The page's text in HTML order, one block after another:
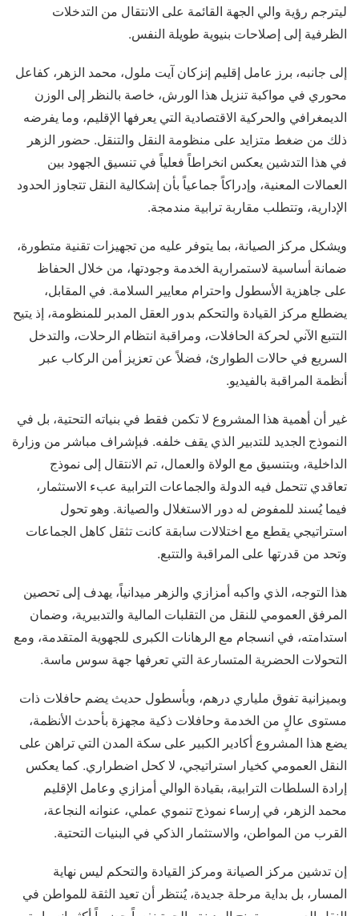
ليترجم رؤية والي الجهة القائمة على الانتقال من التدخلات
الظرفية إلى إصلاحات بنيوية طويلة النفس.
إلى جانبه، برز عامل إقليم إنزكان آيت ملول، محمد الزهر، كفاعل
محوري في مواكبة تنزيل هذا الورش، خاصة بالنظر إلى الوزن
الديمغرافي والحركية الاقتصادية التي يعرفها الإقليم، وما يفرضه
ذلك من ضغط متزايد على منظومة النقل والتنقل. حضور الزهر
في هذا التدشين يعكس انخراطاً فعلياً في تنسيق الجهود بين
العمالات المعنية، وإدراكاً جماعياً بأن إشكالية النقل تتجاوز الحدود
الإدارية، وتتطلب مقاربة ترابية مندمجة.
ويشكل مركز الصيانة، بما يتوفر عليه من تجهيزات تقنية متطورة،
ضمانة أساسية لاستمرارية الخدمة وجودتها، من خلال الحفاظ
على جاهزية الأسطول واحترام معايير السلامة. في المقابل،
يضطلع مركز القيادة والتحكم بدور العقل المدبر للمنظومة، إذ يتيح
التتبع الآني لحركة الحافلات، ومراقبة انتظام الرحلات، والتدخل
السريع في حالات الطوارئ، فضلاً عن تعزيز أمن الركاب عبر
أنظمة المراقبة بالفيديو.
غير أن أهمية هذا المشروع لا تكمن فقط في بنياته التحتية، بل في
النموذج الجديد للتدبير الذي يقف خلفه. فبإشراف مباشر من وزارة
الداخلية، وبتنسيق مع الولاة والعمال، تم الانتقال إلى نموذج
تعاقدي تتحمل فيه الدولة والجماعات الترابية عبء الاستثمار،
فيما يُسند للمفوض له دور الاستغلال والصيانة. وهو تحول
استراتيجي يقطع مع اختلالات سابقة كانت تثقل كاهل الجماعات
وتحد من قدرتها على المراقبة والتتبع.
هذا التوجه، الذي واكبه أمزازي والزهر ميدانياً، يهدف إلى تحصين
المرفق العمومي للنقل من التقلبات المالية والتدبيرية، وضمان
استدامته، في انسجام مع الرهانات الكبرى للجهوية المتقدمة، ومع
التحولات الحضرية المتسارعة التي تعرفها جهة سوس ماسة.
وبميزانية تفوق ملياري درهم، وبأسطول حديث يضم حافلات ذات
مستوى عالٍ من الخدمة وحافلات ذكية مجهزة بأحدث الأنظمة،
يضع هذا المشروع أكادير الكبير على سكة المدن التي تراهن على
النقل العمومي كخيار استراتيجي، لا كحل اضطراري. كما يعكس
إرادة السلطات الترابية، بقيادة الوالي أمزازي وعامل الإقليم
محمد الزهر، في إرساء نموذج تنموي عملي، عنوانه النجاعة،
القرب من المواطن، والاستثمار الذكي في البنيات التحتية.
إن تدشين مركز الصيانة ومركز القيادة والتحكم ليس نهاية
المسار، بل بداية مرحلة جديدة، يُنتظر أن تعيد الثقة للمواطن في